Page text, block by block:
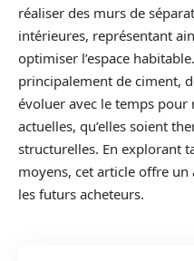
réaliser des murs de
intérieures, représentant
optimiser l’espace
principalement de ciment,
évoluer avec le temps
actuelles, qu’elles soient
structurelles. En explorant
moyens, cet article offre
les futurs acheteurs.